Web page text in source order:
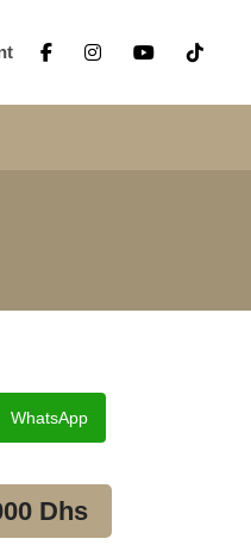
WhatsApp
Dhs